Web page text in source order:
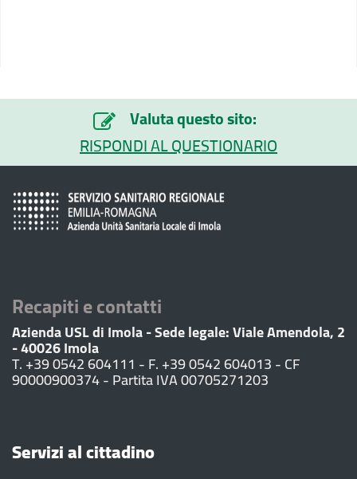
Valuta questo sito:
RISPONDI AL QUESTIONARIO
Recapiti e contatti
Azienda USL di Imola - Sede legale: Viale Amendola, 2
- 40026 Imola
T. +39 0542 604111 - F. +39 0542 604013 - CF
90000900374 - Partita IVA 00705271203
Servizi al cittadino